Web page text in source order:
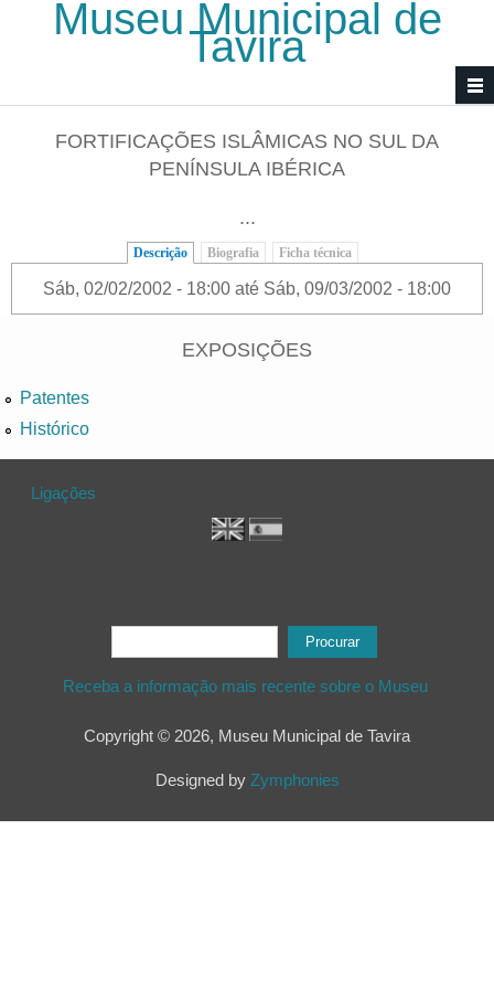
Passar para o conteúdo principal
Museu Municipal de
Tavira
FORTIFICAÇÕES ISLÂMICAS NO SUL DA
PENÍNSULA IBÉRICA
...
Descrição (separador ativo)
Biografia Ficha técnica
Sáb, 02/02/2002 - 18:00 até Sáb, 09/03/2002 - 18:00
EXPOSIÇÕES
Patentes
Histórico
Ligações
Formulário de procura
Receba a informação mais recente sobre o Museu
Copyright © 2026, Museu Municipal de Tavira
Designed by Zymphonies